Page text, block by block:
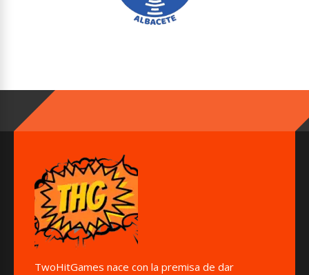
TwoHitGames nace con la premisa de dar